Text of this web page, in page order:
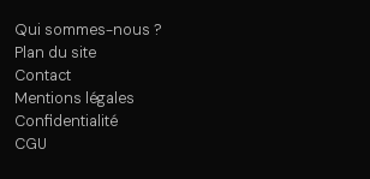
Qui sommes-nous ?
Plan du site
Contact
Mentions légales
Confidentialité
CGU